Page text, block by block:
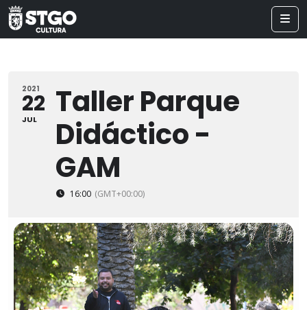
2021
22
JUL
Taller Parque
Didáctico -
GAM
16:00 (GMT+00:00)